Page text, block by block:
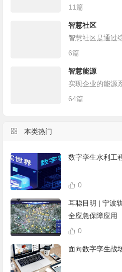
移动、大数据和
值关联、圈层资
复合型城市空间
11篇
智慧社区
智慧社区是通过
区域人、地、物
源，以智慧社区
托适度领先的基
小区管理现代化
6篇
智慧能源
实现企业的能源
能源的管控和利
64篇
本类热门
数字孪生水利工
0
耳聪目明 | 宁波
全应急保障应用
0
面向数字孪生战